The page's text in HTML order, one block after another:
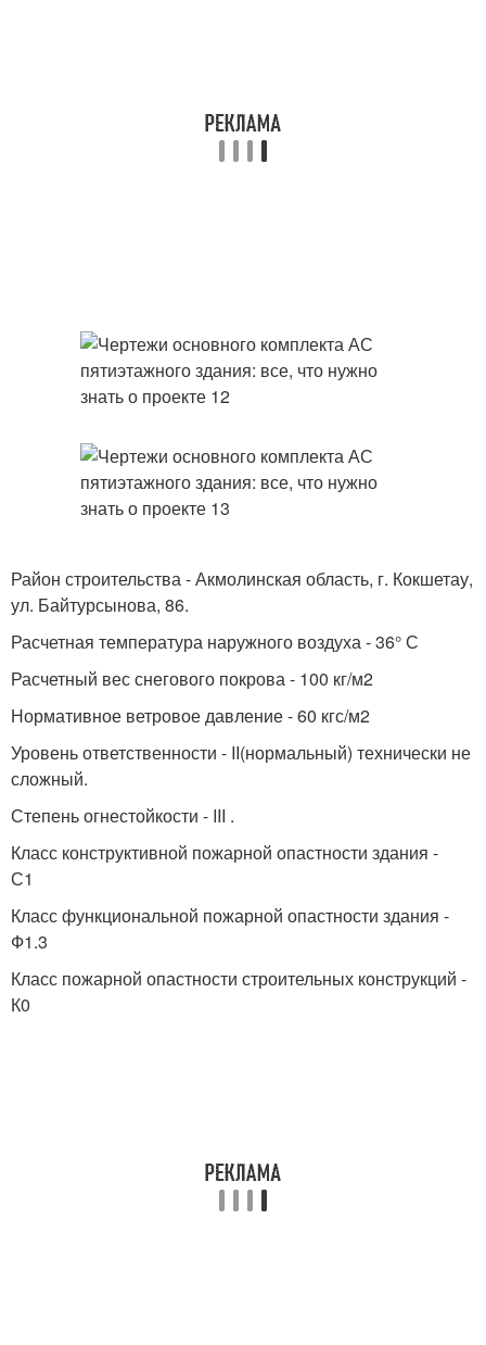
Район строительства - Акмолинская область, г. Кокшетау,
ул. Байтурсынова, 86.
Расчетная температура наружного воздуха - 36° С
Расчетный вес снегового покрова - 100 кг/м2
Нормативное ветровое давление - 60 кгс/м2
Уровень ответственности - II(нормальный) технически не
сложный.
Степень огнестойкости - III .
Класс конструктивной пожарной опастности здания -
С1
Класс функциональной пожарной опастности здания -
Ф1.3
Класс пожарной опастности строительных конструкций -
К0